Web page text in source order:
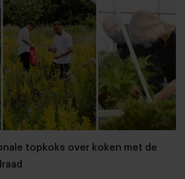
topkoks over koken met de